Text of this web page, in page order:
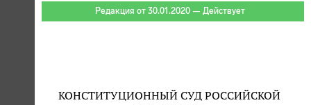
Редакция от 30.01.2020 — Действует
КОНСТИТУЦИОННЫЙ СУД РОССИЙСКОЙ